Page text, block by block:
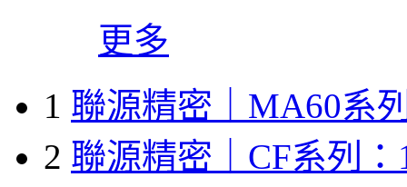
更多
1 聯源精密｜MA60系
2 聯源精密｜CF系列：